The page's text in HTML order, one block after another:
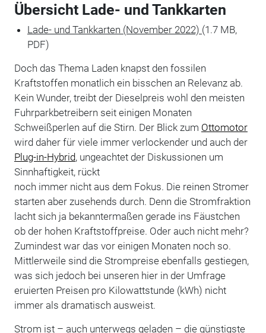
Übersicht Lade- und Tankkarten
Lade- und Tankkarten (November 2022) (1.7 MB,
PDF)
Doch das Thema Laden knapst den fossilen
Kraftstoffen monatlich ein bisschen an Relevanz ab.
Kein Wunder, treibt der Dieselpreis wohl den meisten
Fuhrparkbetreibern seit einigen Monaten
Schweißperlen auf die Stirn. Der Blick zum Ottomotor
wird daher für viele immer verlockender und auch der
Plug-in-Hybrid, ungeachtet der Diskussionen um
Sinnhaftigkeit, rückt
noch immer nicht aus dem Fokus. Die reinen Stromer
starten aber zusehends durch. Denn die Stromfraktion
lacht sich ja bekanntermaßen gerade ins Fäustchen
ob der hohen Kraftstoffpreise. Oder auch nicht mehr?
Zumindest war das vor einigen Monaten noch so.
Mittlerweile sind die Strompreise ebenfalls gestiegen,
was sich jedoch bei unseren hier in der Umfrage
eruierten Preisen pro Kilowattstunde (kWh) nicht
immer als dramatisch ausweist.
Strom ist – auch unterwegs geladen – die günstigste